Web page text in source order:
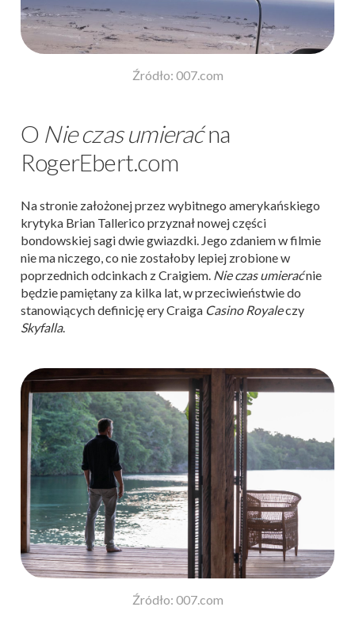
Źródło: 007.com
O Nie czas umieraćna
RogerEbert.com
Na stronie założonej przez wybitnego amerykańskiego
krytyka Brian Tallerico przyznał nowej części
bondowskiej sagi dwie gwiazdki. Jego zdaniem w filmie
nie ma niczego, co nie zostałoby lepiej zrobione w
poprzednich odcinkach z Craigiem. Nie czas umieraćnie
będzie pamiętany za kilka lat, w przeciwieństwie do
stanowiących definicję ery Craiga Casino Royaleczy
Skyfalla.
Źródło: 007.com